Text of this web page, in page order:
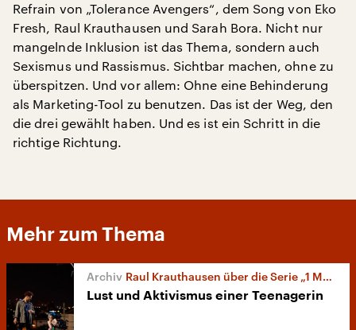
Refrain von „Tolerance Avengers“, dem Song von Eko
Fresh, Raul Krauthausen und Sarah Bora. Nicht nur
mangelnde Inklusion ist das Thema, sondern auch
Sexismus und Rassismus. Sichtbar machen, ohne zu
überspitzen. Und vor allem: Ohne eine Behinderung
als Marketing-Tool zu benutzen. Das ist der Weg, den
die drei gewählt haben. Und es ist ein Schritt in die
richtige Richtung.
Mehr zum Thema
Raul Krauthausen über die Serie „1 Meter 20“
Lust und Aktivismus einer Teenagerin